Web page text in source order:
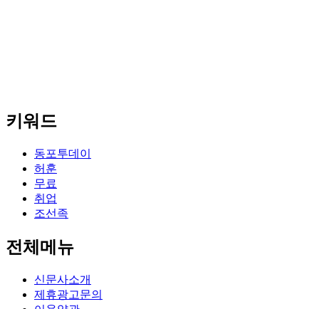
키워드
동포투데이
허훈
무료
취업
조선족
전체메뉴
신문사소개
제휴광고문의